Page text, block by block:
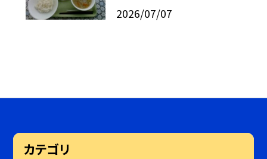
2026/07/07
カテゴリ